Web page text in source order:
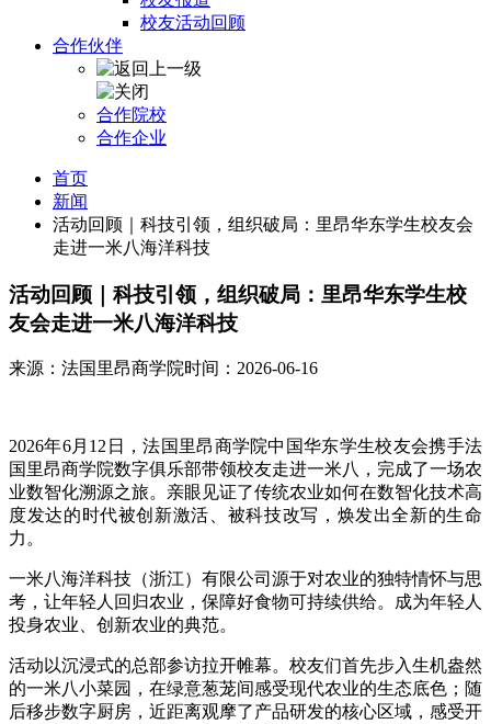
校友活动回顾
合作伙伴
合作院校
合作企业
首页
新闻
活动回顾｜科技引领，组织破局：里昂华东学生校友会
走进一米八海洋科技
活动回顾｜科技引领，组织破局：里昂华东学生校
友会走进一米八海洋科技
来源：法国里昂商学院时间：2026-06-16
2026年6月12日，法国里昂商学院中国华东学生校友会携手法
国里昂商学院数字俱乐部带领校友走进一米八，完成了一场农
业数智化溯源之旅。亲眼见证了传统农业如何在数智化技术高
度发达的时代被创新激活、被科技改写，焕发出全新的生命
力。
一米八海洋科技（浙江）有限公司源于对农业的独特情怀与思
考，让年轻人回归农业，保障好食物可持续供给。成为年轻人
投身农业、创新农业的典范。
活动以沉浸式的总部参访拉开帷幕。校友们首先步入生机盎然
的一米八小菜园，在绿意葱茏间感受现代农业的生态底色；随
后移步数字厨房，近距离观摩了产品研发的核心区域，感受开